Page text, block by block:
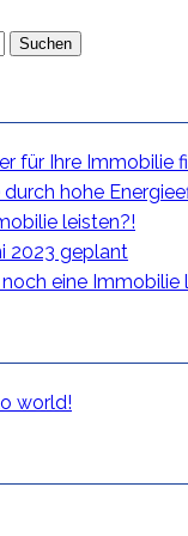
für Ihre Immobilie
hohe
leisten?!
2023 geplant
eine Immobilie
world!